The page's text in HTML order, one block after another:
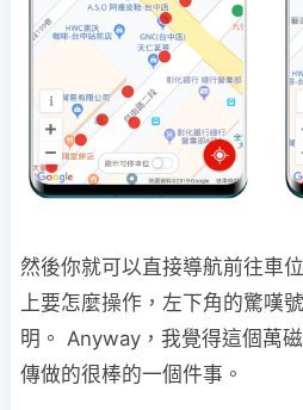
然後你就可以直接導航前往車
上要怎麼操作，左下角的驚嘆
明。 Anyway，我覺得這個萬
傳做的很棒的一個件事。